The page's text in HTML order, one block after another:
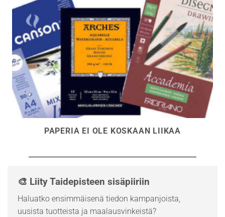
PAPERIA EI OLE KOSKAAN LIIKAA
🎨 Liity Taidepisteen sisäpiiriin
Haluatko ensimmäisenä tiedon kampanjoista,
uusista tuotteista ja maalausvinkeistä?